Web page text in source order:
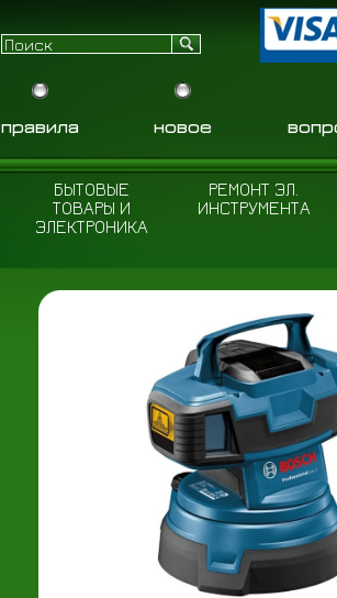
правила новое
БЫТОВЫЕ
ТОВАРЫ И
ЭЛЕКТРОНИКА
РЕМОНТ ЭЛ.
ИНСТРУМЕНТА